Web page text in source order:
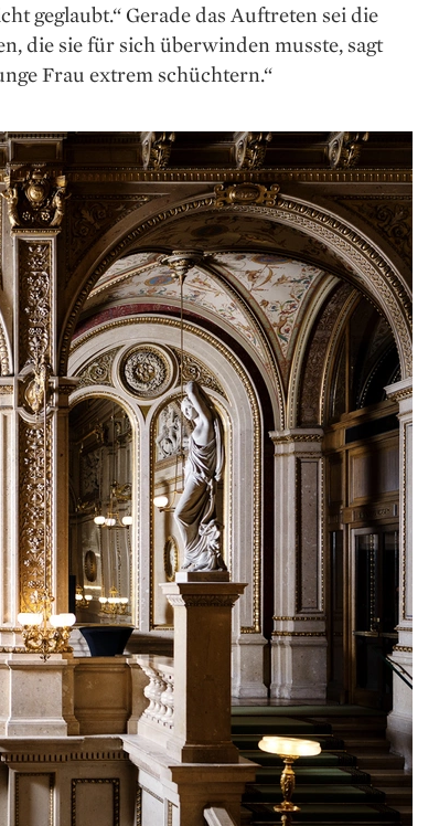
geglaubt.“ Gerade das Auftreten sei die
die sie für sich überwinden musste, sagt
Frau extrem schüchtern.“